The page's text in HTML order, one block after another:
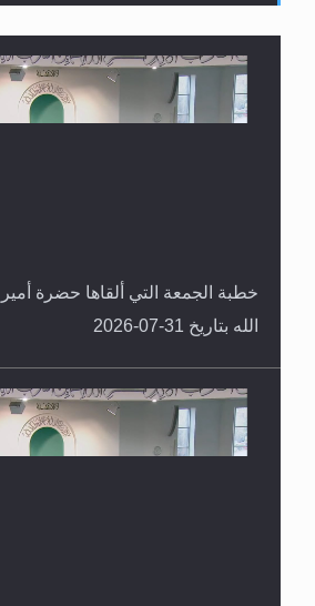
حقيقة المسيح الدجال
خطبة الجمعة التي ألقاها حضرة أمير
الله بتاريخ 31-07-2026